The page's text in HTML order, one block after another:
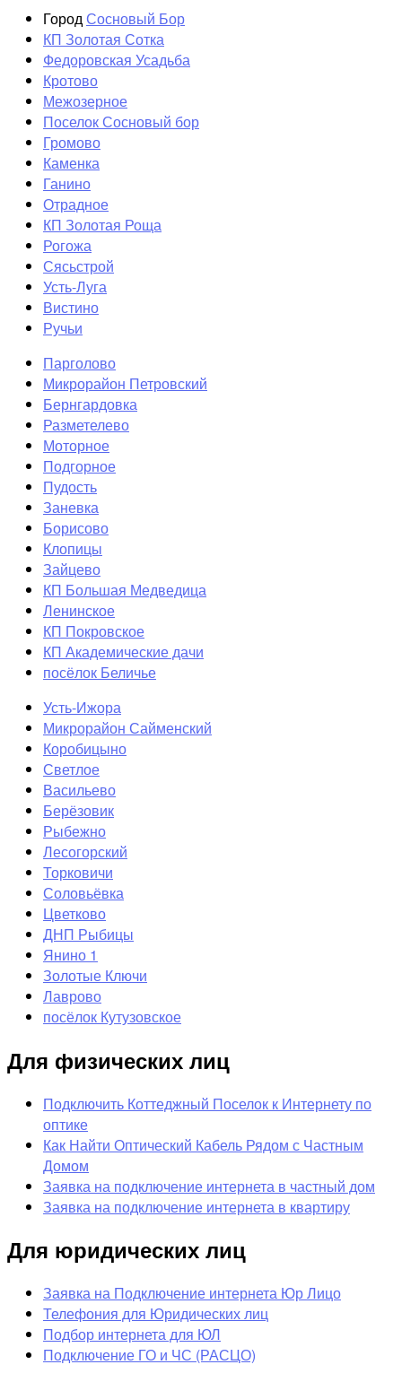
ГородСосновый Бор
КП Золотая Сотка
Федоровская Усадьба
Кротово
Межозерное
Поселок Сосновый бор
Громово
Каменка
Ганино
Отрадное
КП Золотая Роща
Рогожа
Сясьстрой
Усть-Луга
Вистино
Ручьи
Парголово
Микрорайон Петровский
Бернгардовка
Разметелево
Моторное
Подгорное
Пудость
Заневка
Борисово
Клопицы
Зайцево
КП Большая Медведица
Ленинское
КП Покровское
КП Академические дачи
посёлок Беличье
Усть-Ижора
Микрорайон Сайменский
Коробицыно
Светлое
Васильево
Берёзовик
Рыбежно
Лесогорский
Торковичи
Соловьёвка
Цветково
ДНП Рыбицы
Янино 1
Золотые Ключи
Лаврово
посёлок Кутузовское
Для физических лиц
Подключить Коттеджный Поселок к Интернету по
оптике
Как Найти Оптический Кабель Рядом с Частным
Домом
Заявка на подключение интернета в частный дом
Заявка на подключение интернета в квартиру
Для юридических лиц
Заявка на Подключение интернета Юр Лицо
Телефония для Юридических лиц
Подбор интернета для ЮЛ
Подключение ГО и ЧС (РАСЦО)